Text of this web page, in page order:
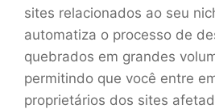
sites relacionados ao seu
automatiza o processo de
quebrados em grandes
permitindo que você entre
proprietários dos sites